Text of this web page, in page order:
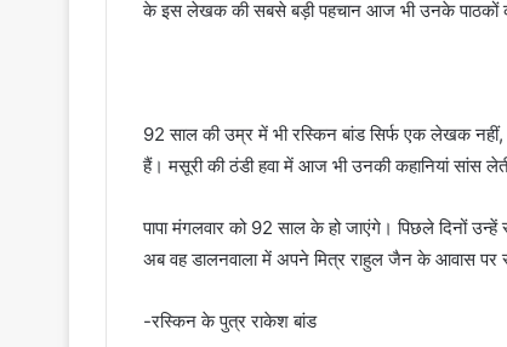
के इस लेखक की सबसे बड़ी पहचान आज भी उनके पाठकों
92 साल की उम्र में भी रस्किन बांड सिर्फ एक लेखक नहीं,
हैं। मसूरी की ठंडी हवा में आज भी उनकी कहानियां सांस
पापा मंगलवार को 92 साल के हो जाएंगे। पिछले दिनों
अब वह डालनवाला में अपने मित्र राहुल जैन के आवास पर
-रस्किन के पुत्र राकेश बांड